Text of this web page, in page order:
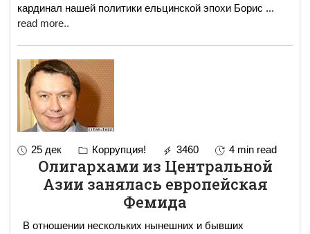
кардинал нашей политики ельцинской эпохи Борис ...
read more..
25 дек Коррупция! 3460 4 min read
Олигархами из Центральной
Азии занялась европейская
Фемида
В отношении нескольких нынешних и бывших